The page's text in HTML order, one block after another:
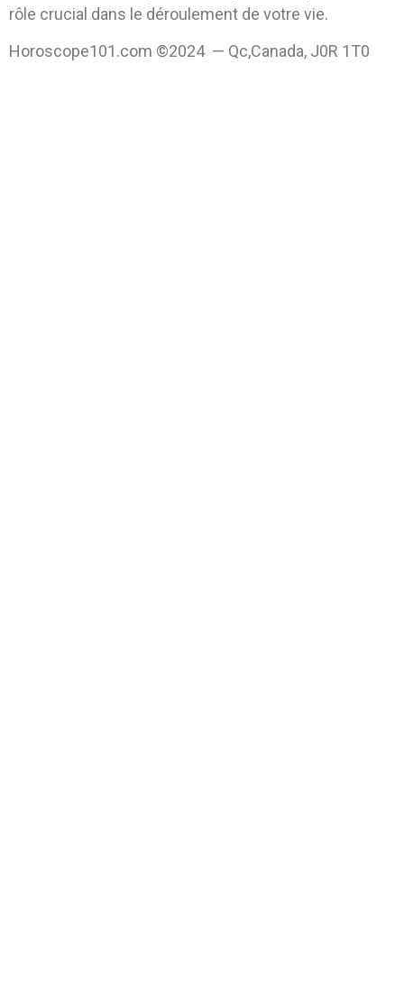
rôle crucial dans le déroulement de votre vie.
Horoscope101.com ©2024 — Qc,Canada, J0R 1T0